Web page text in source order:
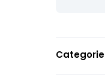
Categorie